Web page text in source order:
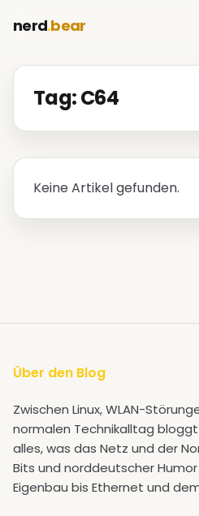
nerd.bear
Tag: C64
Keine Artikel gefunden.
Über den Blog
Zwischen Linux, WLAN-
normalen Technikalltag
alles, was das Netz und der
Bits und norddeutscher
Eigenbau bis Ethernet und